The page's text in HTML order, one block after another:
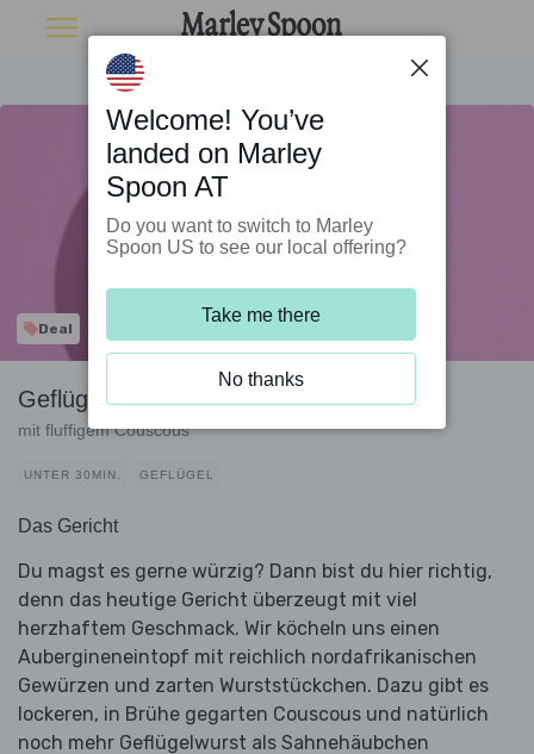
Deal
Geflügelwurst auf Aubergineneintopf
mit fluffigem Couscous
UNTER 30MIN. GEFLÜGEL
Das Gericht
Du magst es gerne würzig? Dann bist du hier richtig,
denn das heutige Gericht überzeugt mit viel
herzhaftem Geschmack. Wir köcheln uns einen
Aubergineneintopf mit reichlich nordafrikanischen
Gewürzen und zarten Wurststückchen. Dazu gibt es
lockeren, in Brühe gegarten Couscous und natürlich
noch mehr Geflügelwurst als Sahnehäubchen
Welcome! You’ve
landed on Marley
Spoon AT
Do you want to switch to Marley
Spoon US to see our local offering?
Take me there
No thanks